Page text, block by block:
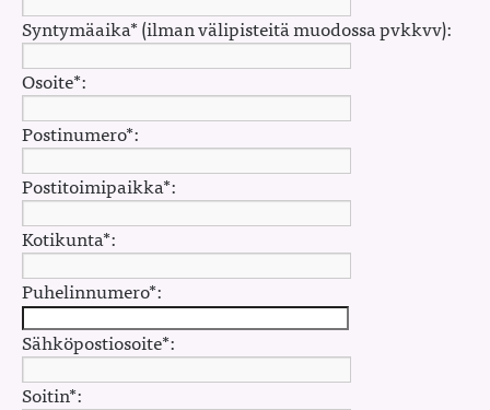
Syntymäaika* (ilman välipisteitä muodossa pvkkvv):
Osoite*:
Postinumero*:
Postitoimipaikka*:
Kotikunta*:
Puhelinnumero*:
Sähköpostiosoite*:
Soitin*: